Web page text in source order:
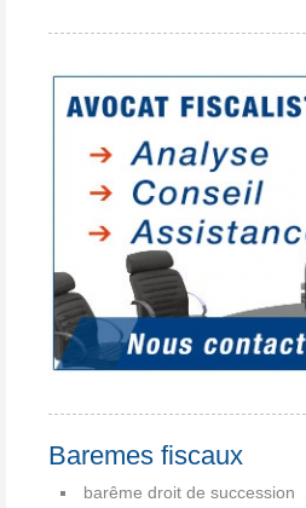
Baremes fiscaux
barême droit de succession